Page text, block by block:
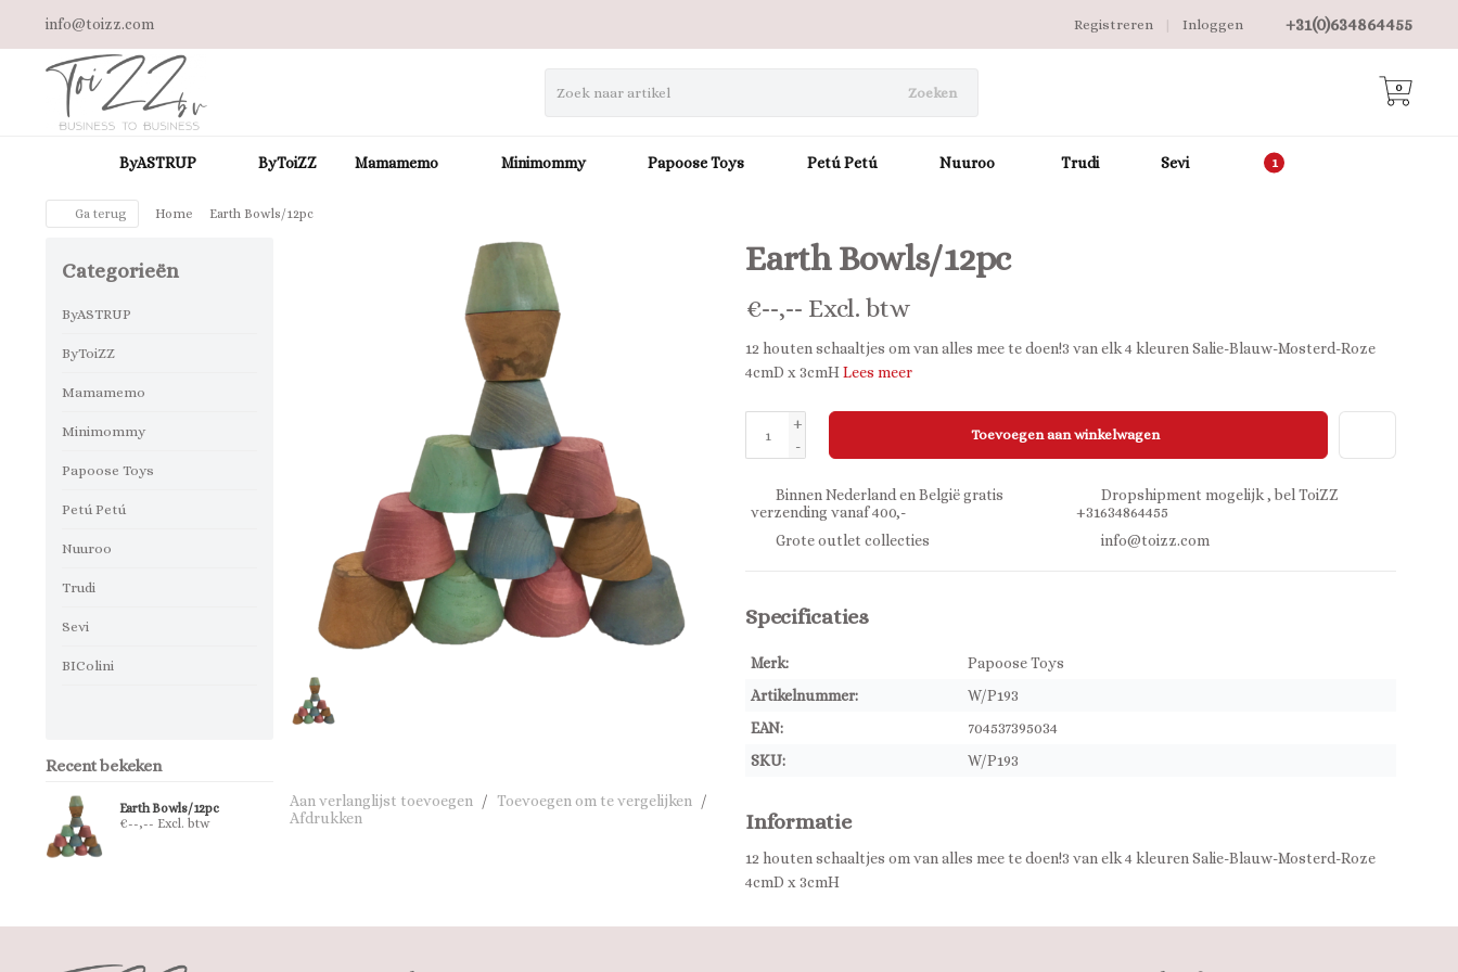
info@toizz.com +31(0)634864455
Inloggen
|
Registreren
Zoeken 0
ByASTRUP ByToiZZ Mamamemo Minimommy Papoose Toys Petú Petú Nuuroo Trudi Sevi
Ga terug Home Earth Bowls/12pc
Categorieën
ByASTRUP
ByToiZZ
Mamamemo
Minimommy
Papoose Toys
Petú Petú
Nuuroo
Trudi
Sevi
BIColini
Recent bekeken
Earth Bowls/12pc
€--,-- Excl. btw
Aan verlanglijst toevoegen / Toevoegen om te vergelijken
/
Afdrukken
Earth Bowls/12pc
€--,-- Excl. btw
12 houten schaaltjes om van alles mee te doen!3 van elk 4 kleuren Salie-Blauw-Mosterd-Roze
4cmD x 3cmHLees meer
+
-
Toevoegen aan winkelwagen
Binnen Nederland en België gratis
verzending vanaf 400,-
Dropshipment mogelijk , bel ToiZZ
+31634864455
Grote outlet collecties
info@toizz.com
Specificaties
Merk:
Papoose Toys
Artikelnummer:
W/P193
EAN:
704537395034
SKU:
W/P193
Informatie
12 houten schaaltjes om van alles mee te doen!3 van elk 4 kleuren Salie-Blauw-Mosterd-Roze
4cmD x 3cmH